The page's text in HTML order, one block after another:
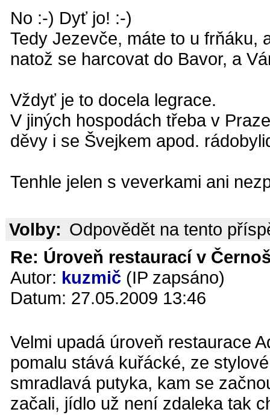
No :-) Dyť jo! :-)
Tedy Jezevče, máte to u frňáku,
natož se harcovat do Bavor, a
Vždyť je to docela legrace.
V jiných hospodách třeba v
děvy i se Švejkem apod.
Tenhle jelen s veverkami ani
Volby: Odpovědět na tento
Re: Úroveň restaurací v
Autor: kuzmič (IP zapsáno)
Datum: 27.05.2009 13:46
Velmi upadá úroveň restaurace
pomalu stává kuřácké, ze
smradlavá putyka, kam se
začali, jídlo už není zdaleka tak